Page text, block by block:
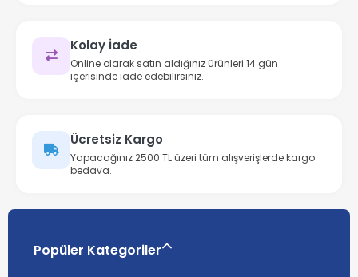
Kolay İade
Online olarak satın aldığınız ürünleri 14 gün
içerisinde iade edebilirsiniz.
Ücretsiz Kargo
Yapacağınız 2500 TL üzeri tüm alışverişlerde kargo
bedava.
Popüler Kategoriler